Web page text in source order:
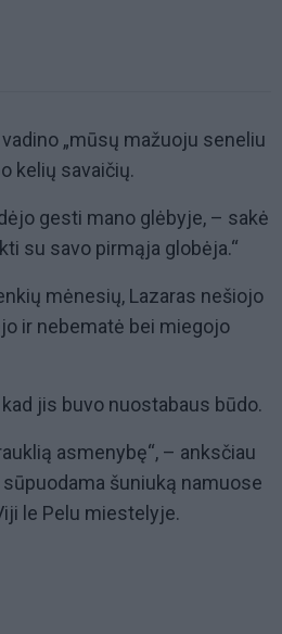
„mūsų mažuoju seneliu
kelių savaičių.
gesti mano glėbyje, – sakė
su savo pirmąja globėja.“
mėnesių, Lazaras nešiojo
ir nebematė bei miegojo
kad jis buvo nuostabaus būdo.
asmenybę“, – anksčiau
sūpuodama šuniuką namuose
le Pelu miestelyje.